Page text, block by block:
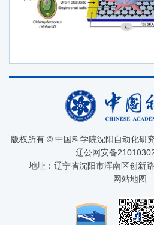
版权所有 © 中国科学院沈阳自动化研
辽公网安备
地址：辽宁省沈阳市浑南区创新
网站地图